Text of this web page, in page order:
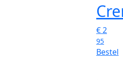
€2
95
Bestel